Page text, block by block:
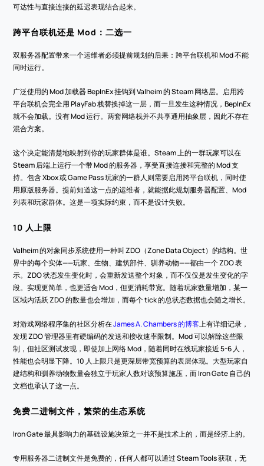
可达性与直接连接的延迟表现结合起来。
跨平台联机还是 Mod：二选一
双服务器配置带来一个运维者必须提前规划的后果：跨平台联机和 Mod 不能
同时运行。
广泛使用的 Mod 加载器 BepInEx 挂钩到 Valheim 的 Steam 网络层。启用跨
平台联机会完全用 PlayFab 栈替换掉这一层，而一旦发生这种情况，BepInEx
就不会加载。没有 Mod 运行。两套网络栈并不共享通用抽象层，因此不存在
混合方案。
这个决定能清楚地映射到你的玩家群体是谁。Steam 上的一群玩家可以在
Steam 后端上运行一个带 Mod 的服务器，享受直接连接和完整的 Mod 支
持。包含 Xbox 或 Game Pass 玩家的一群人则需要启用跨平台联机，同时使
用原版服务器。提前知道这一点的运维者，就能据此规划服务器配置、Mod
列表和玩家群体。这是一项实际约束，而不是设计失败。
10 人上限
Valheim 的对象同步系统使用一种叫 ZDO（Zone Data Object）的结构。世
界中的每个实体——玩家、生物、建筑部件、驯养动物——都由一个 ZDO 表
示。ZDO 状态发生变化时，会重新发送整个对象，而不仅仅是发生变化的字
段。实现更简单，也更适合 Mod，但更消耗带宽。随着玩家数量增加，某一
区域内活跃 ZDO 的数量也会增加，而每个 tick 的总状态数据也会随之增长。
对游戏网络程序集的社区分析在 James A. Chambers 的博客上有详细记录，
发现 ZDO 管理器里有硬编码的发送和接收速率限制。Mod 可以解除这些限
制，但社区测试发现，即使加上网络 Mod，随着同时在线玩家接近 5-6 人，
性能也会明显下降。10 人上限只是更深层带宽预算的表层体现。大型玩家自
建结构和驯养动物数量会独立于玩家人数对该预算施压，而 Iron Gate 自己的
文档也承认了这一点。
免费二进制文件，繁荣的生态系统
Iron Gate 最具影响力的基础设施决策之一并不是技术上的，而是经济上的。
专用服务器二进制文件是免费的，任何人都可以通过 Steam Tools 获取，无